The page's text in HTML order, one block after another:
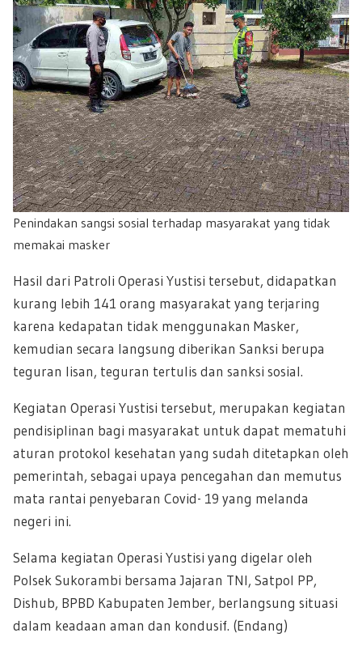
Penindakan sangsi sosial terhadap masyarakat yang tidak
memakai masker
Hasil dari Patroli Operasi Yustisi tersebut, didapatkan
kurang lebih 141 orang masyarakat yang terjaring
karena kedapatan tidak menggunakan Masker,
kemudian secara langsung diberikan Sanksi berupa
teguran lisan, teguran tertulis dan sanksi sosial.
Kegiatan Operasi Yustisi tersebut, merupakan kegiatan
pendisiplinan bagi masyarakat untuk dapat mematuhi
aturan protokol kesehatan yang sudah ditetapkan oleh
pemerintah, sebagai upaya pencegahan dan memutus
mata rantai penyebaran Covid- 19 yang melanda
negeri ini.
Selama kegiatan Operasi Yustisi yang digelar oleh
Polsek Sukorambi bersama Jajaran TNI, Satpol PP,
Dishub, BPBD Kabupaten Jember, berlangsung situasi
dalam keadaan aman dan kondusif. (Endang)